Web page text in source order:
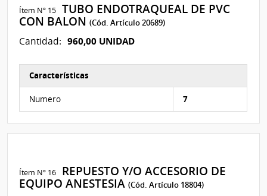
Ítem Nº 15 TUBO ENDOTRAQUEAL DE PVC
CON BALON(Cód. Artículo 20689)
Cantidad: 960,00 UNIDAD
Características
Numero 7
Ítem Nº 16
REPUESTO Y/O ACCESORIO DE
EQUIPO ANESTESIA(Cód. Artículo 18804)